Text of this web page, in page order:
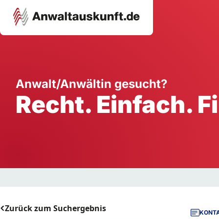
Ausbildung
Handwerk
Dienstleistung
Anwalt/Anwältin gesucht?
Recht. Einfach.
Zurück zum Suchergebnis